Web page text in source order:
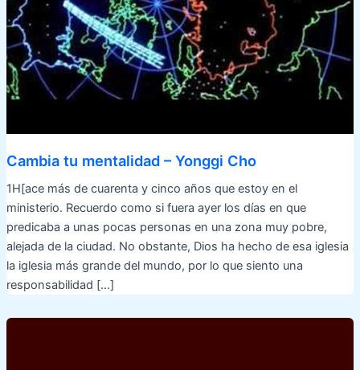
Cambia tu mentalidad – Yonggi Cho
1H[ace más de cuarenta y cinco años que estoy en el
ministerio. Recuerdo como si fuera ayer los días en que
predicaba a unas pocas personas en una zona muy pobre,
alejada de la ciudad. No obstante, Dios ha hecho de esa iglesia
la iglesia más grande del mundo, por lo que siento una
responsabilidad […]